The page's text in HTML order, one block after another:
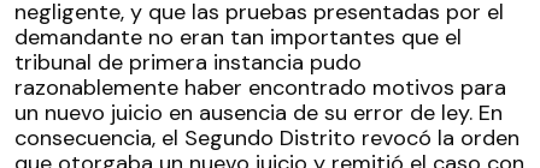
negligente, y que las pruebas presentadas por el
demandante no eran tan importantes que el
tribunal de primera instancia pudo
razonablemente haber encontrado motivos para
un nuevo juicio en ausencia de su error de ley. En
consecuencia, el Segundo Distrito revocó la orden